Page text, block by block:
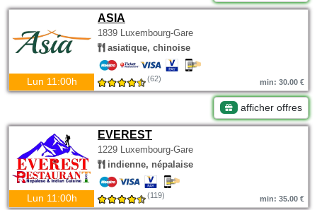
ASIA
1839 Luxembourg-Gare
asiatique, chinoise
Lun 11:00h (62) min: 30.00 €
afficher offres
EVEREST
1229 Luxembourg-Gare
indienne, népalaise
Lun 11:00h (119) min: 35.00 €